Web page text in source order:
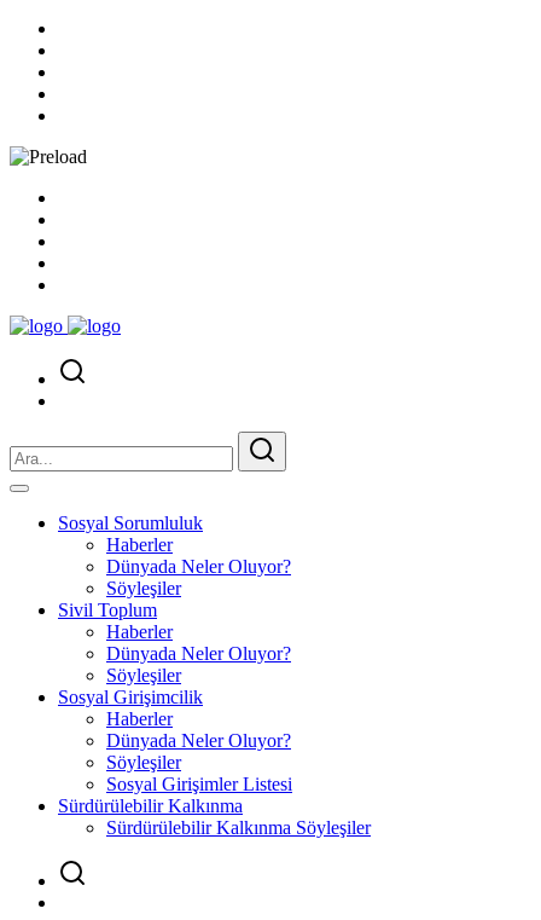
Sosyal Sorumluluk
Haberler
Dünyada Neler Oluyor?
Söyleşiler
Sivil Toplum
Haberler
Dünyada Neler Oluyor?
Söyleşiler
Sosyal Girişimcilik
Haberler
Dünyada Neler Oluyor?
Söyleşiler
Sosyal Girişimler Listesi
Sürdürülebilir Kalkınma
Sürdürülebilir Kalkınma Söyleşiler